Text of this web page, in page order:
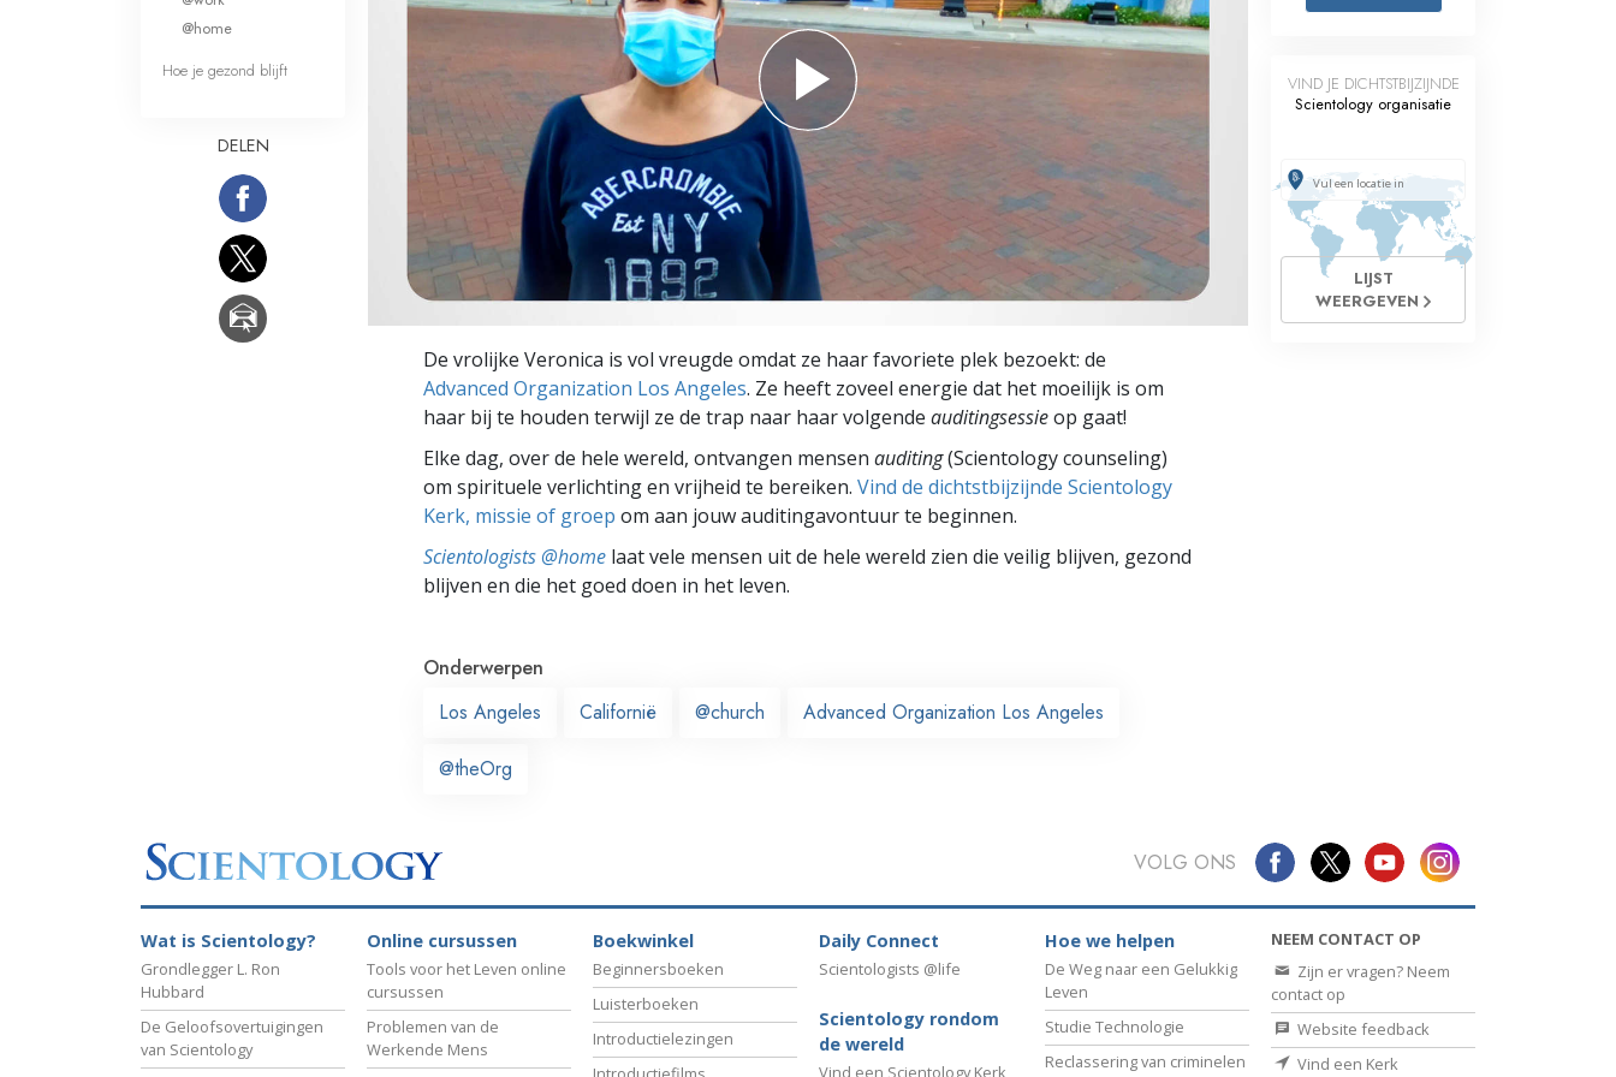
Wat is Grootheid?
Oplossingen voor het Drugsprobleem
Ethiek en de Condities
De Oorzaak van Onderdrukking
Feitenonderzoek
De Grondbeginselen van Organiseren
De vrolijke Veronica is vol vreugde omdat ze haar favoriete plek bezoekt: de
Advanced Organization Los Angeles. Ze heeft zoveel energie dat het moeilijk is om
haar bij te houden terwijl ze de trap naar haar volgende auditingsessieop gaat!
Elke dag, over de hele wereld, ontvangen mensen auditing(Scientology counseling)
om spirituele verlichting en vrijheid te bereiken. Vind de dichtstbijzijnde Scientology
Kerk, missie of groep om aan jouw auditingavontuur te beginnen.
Scientologists @home laat vele mensen uit de hele wereld zien die veilig blijven, gezond
blijven en die het goed doen in het leven.
Onderwerpen
Los Angeles
Californië @church Advanced Organization Los Angeles
@theOrg
@home
Hoe je gezond blijft
DELEN
VIND JE DICHTSTBIJZIJNDE
Scientology organisatie
LIJST
WEERGEVEN
VOLG ONS
Wat is Scientology?
Grondlegger L. Ron
Hubbard
De Geloofsovertuigingen
van Scientology
Online cursussen
Tools voor het Leven online
cursussen
Problemen van de
Werkende Mens
Boekwinkel
Beginnersboeken
Luisterboeken
Introductielezingen
Daily Connect
Scientologists @life
Scientology rondom
de wereld
Vind een Scientology Kerk
Hoe we helpen
De Weg naar een Gelukkig
Leven
Studie Technologie
Reclassering van criminelen
NEEM CONTACT OP
Zijn er vragen? Neem
contact op
Website feedback
Vind een Kerk